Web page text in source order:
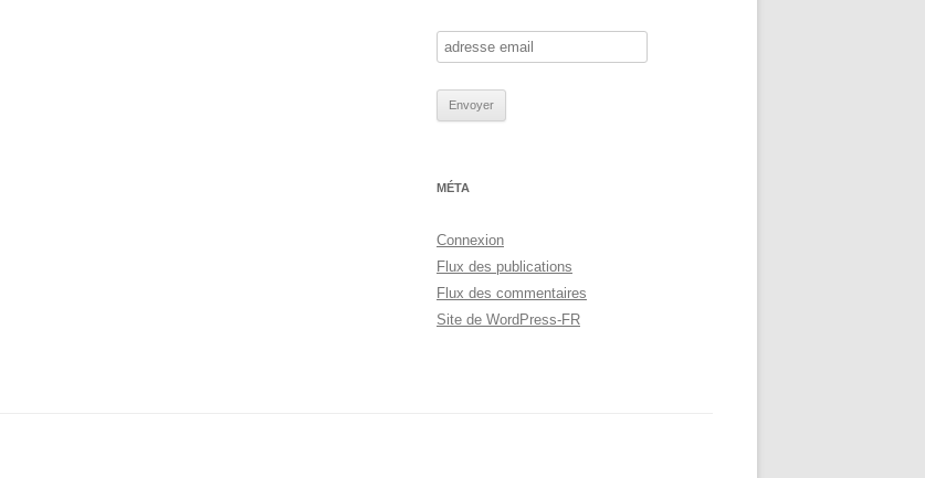
MÉTA
Connexion
Flux des publications
Flux des commentaires
Site de WordPress-FR